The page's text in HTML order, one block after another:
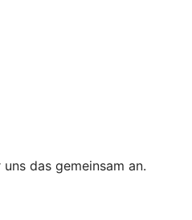
das gemeinsam an.